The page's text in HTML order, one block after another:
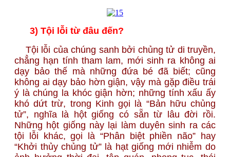
3) Tội lỗi từ đâu đến?
Tội lỗi của chúng sanh bởi chủng tử di truyền,
chẳng hạn tính tham lam, mới sinh ra không ai
dạy bảo thế mà những đứa bé đã biết; cũng
không ai dạy bảo hờn giận, vậy mà gặp điều trái
ý là chúng la khóc giận hờn; những tính xấu ấy
khó dứt trừ, trong Kinh gọi là “Bản hữu chủng
tử”, nghĩa là hột giống có sẵn từ lâu đời rồi.
Những hột giống này lại làm duyên sinh ra các
tội lỗi khác, gọi là “Phân biệt phiền não” hay
“Khởi thủy chủng tử” là hạt giống mới nhiễm do